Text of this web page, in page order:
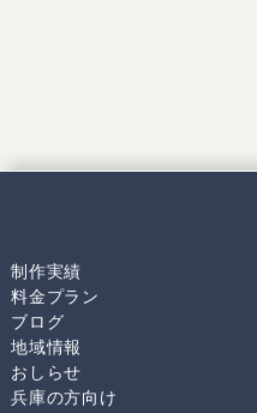
制作実績
料金プラン
ブログ
地域情報
おしらせ
兵庫の方向け